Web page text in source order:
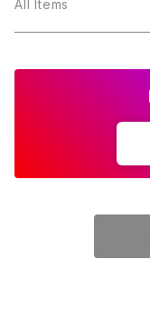
All Items